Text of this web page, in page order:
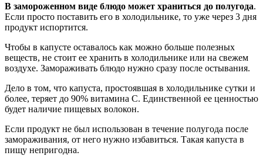
В замороженном виде блюдо может храниться до полугода.
Если просто поставить его в холодильнике, то уже через 3 дня
продукт испортится.
Чтобы в капусте оставалось как можно больше полезных
веществ, не стоит ее хранить в холодильнике или на свежем
воздухе. Замораживать блюдо нужно сразу после остывания.
Дело в том, что капуста, простоявшая в холодильнике сутки и
более, теряет до 90% витамина С. Единственной ее ценностью
будет наличие пищевых волокон.
Если продукт не был использован в течение полугода после
замораживания, от него нужно избавиться. Такая капуста в
пищу непригодна.